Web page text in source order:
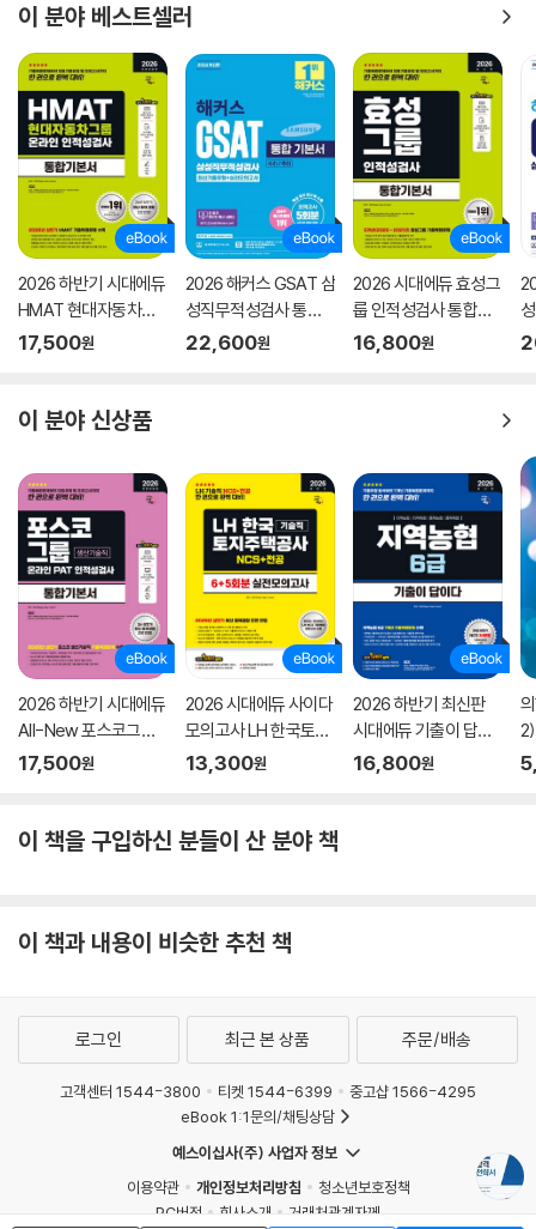
이 분야 베스트셀러
2026 하반기 시대에듀
HMAT 현대자동차그
룹 인적성검사 통합기
17,500원
2026 해커스 GSAT 삼
성직무적성검사 통합
기본서 최신기출유형
22,600원
2026 시대에듀 효성그
룹 인적성검사 통합기
본서
16,800원
이 분야 신상품
2026 하반기 시대에듀
All-New 포스코그룹
온라인 PAT 생산기술
17,500원
2026 시대에듀 사이다
모의고사 LH 한국토지
주택공사 기술직 NCS
13,300원
2026 하반기 최신판
시대에듀 기출이 답이
다 NCS 지역농협 6급
16,800원
이 책을 구입하신 분들이 산 분야 책
이 책과 내용이 비슷한 추천 책
로그인 최근 본 상품 주문/배송
고객센터 1544-3800 티켓 1544-6399
중고샵 1566-4295
eBook 1:1문의/채팅상담
예스이십사(주) 사업자 정보
이용약관
개인정보처리방침
청소년보호정책
PC버전
회사소개
거래처관계자께